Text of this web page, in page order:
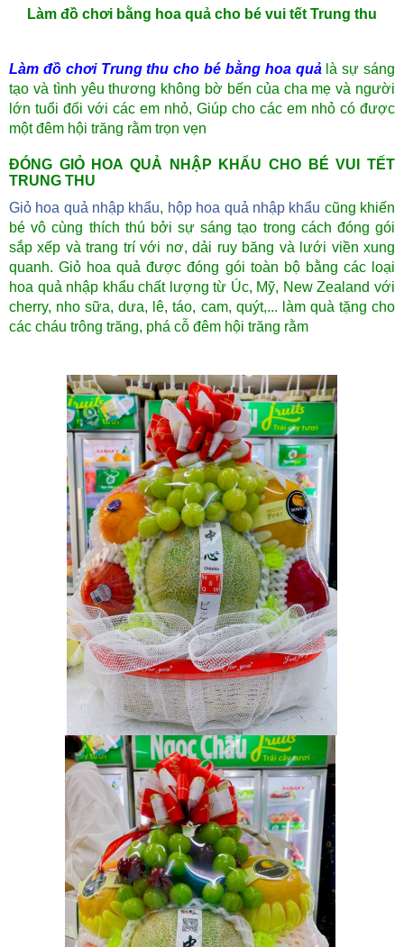
Làm đồ chơi bằng hoa quả cho bé vui tết Trung thu
Làm đồ chơi Trung thu cho bé bằng hoa quảlà sự sáng
tạo và tình yêu thương không bờ bến của cha mẹ và người
lớn tuổi đối với các em nhỏ, Giúp cho các em nhỏ có được
một đêm hội trăng rằm trọn vẹn
ĐÓNG GIỎ HOA QUẢ NHẬP KHẨU CHO BÉ VUI TẾT
TRUNG THU
Giỏ hoa quả nhập khẩu, hộp hoa quả nhập khẩu cũng khiến
bé vô cùng thích thú bởi sự sáng tạo trong cách đóng gói
sắp xếp và trang trí với nơ, dải ruy băng và lưới viền xung
quanh. Giỏ hoa quả được đóng gói toàn bộ bằng các loại
hoa quả nhập khẩu chất lượng từ Úc, Mỹ, New Zealand với
cherry, nho sữa, dưa, lê, táo, cam, quýt,... làm quà tặng cho
các cháu trông trăng, phá cỗ đêm hội trăng rằm